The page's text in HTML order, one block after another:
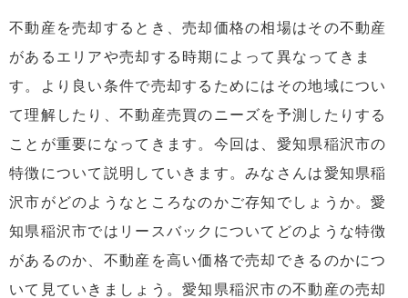
3.4 キャンプもできる！？
稲沢市の家賃相場はどれくらいなのか？
5稲沢市の今後の動向
6まとめ
不動産を売却するとき、売却価格の相場はその不動産
があるエリアや売却する時期によって異なってきま
す。より良い条件で売却するためにはその地域につい
て理解したり、不動産売買のニーズを予測したりする
ことが重要になってきます。今回は、愛知県稲沢市の
特徴について説明していきます。みなさんは愛知県稲
沢市がどのようなところなのかご存知でしょうか。愛
知県稲沢市ではリースバックについてどのような特徴
があるのか、不動産を高い価格で売却できるのかにつ
いて見ていきましょう。愛知県稲沢市の不動産の売却